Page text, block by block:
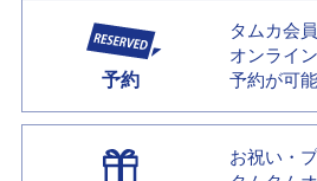
予約
タムカ会
オンライ
予約が可能
お祝い・